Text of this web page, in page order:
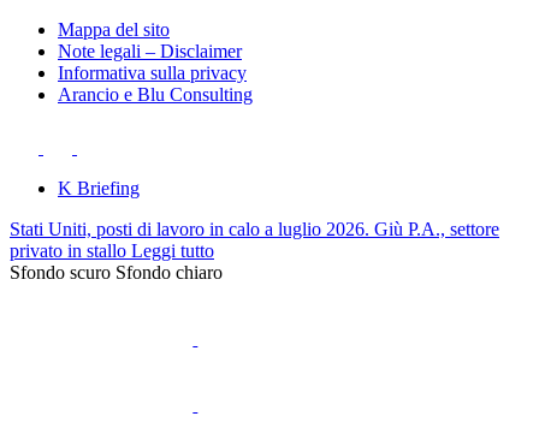
Mappa del sito
Note legali – Disclaimer
Informativa sulla privacy
Arancio e Blu Consulting
K Briefing
Stati Uniti, posti di lavoro in calo a luglio 2026. Giù P.A., settore
privato in stallo Leggi tutto
Sfondo scuro Sfondo chiaro